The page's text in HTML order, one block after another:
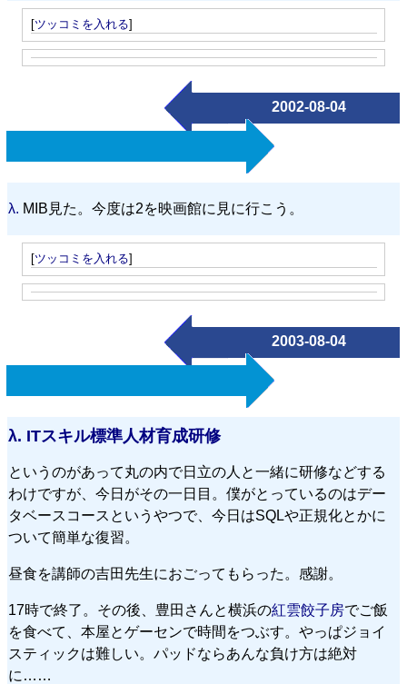
[ツッコミを入れる]
2002-08-04
λ. MIB見た。今度は2を映画館に見に行こう。
[ツッコミを入れる]
2003-08-04
λ. ITスキル標準人材育成研修
というのがあって丸の内で日立の人と一緒に研修などする
わけですが、今日がその一日目。僕がとっているのはデー
タベースコースというやつで、今日はSQLや正規化とかに
ついて簡単な復習。
昼食を講師の吉田先生におごってもらった。感謝。
17時で終了。その後、豊田さんと横浜の紅雲餃子房でご飯
を食べて、本屋とゲーセンで時間をつぶす。やっぱジョイ
スティックは難しい。パッドならあんな負け方は絶対
に……